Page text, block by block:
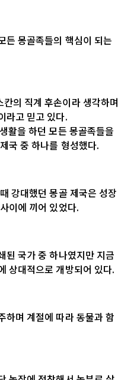
든 몽골족들의 핵심이 되는
의 직계 후손이라 생각하며
라고 믿고 있다.
활을 하던 모든 몽골족들을
국 중 하나를 형성했다.
강대했던 몽골 제국은 성장
이에 끼어 있었다.
된 국가 중 하나였지만 지금
상대적으로 개방되어 있다.
하며 계절에 따라 동물과 함